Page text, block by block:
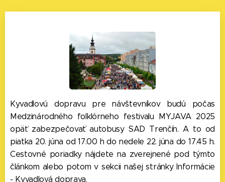
Kyvadlovú dopravu pre návštevníkov budú počas
Medzinárodného folklórneho festivalu MYJAVA 2025
opäť zabezpečovať autobusy SAD Trenčín. A to od
piatka 20. júna od 17.00 h do nedele 22. júna do 17.45 h.
Cestovné poriadky nájdete na zverejnené pod týmto
článkom alebo potom v sekcii našej stránky Informácie
- Kyvadlová doprava.